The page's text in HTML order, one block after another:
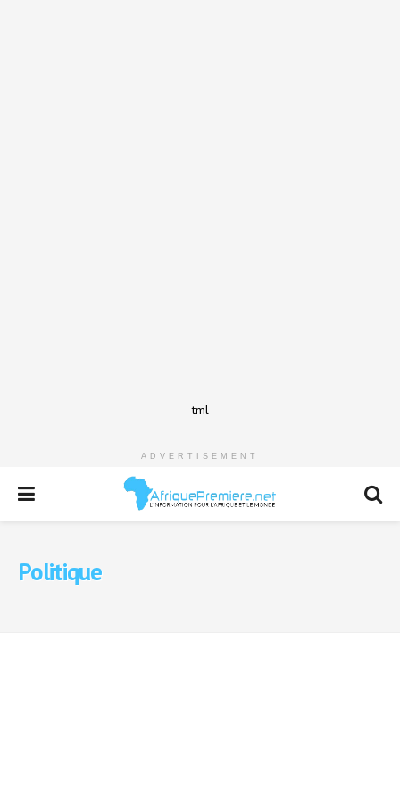
tml
ADVERTISEMENT
Politique